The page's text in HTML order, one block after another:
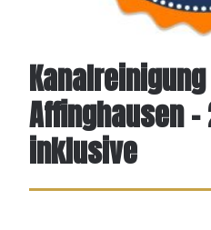
Affinghausen
inklusive